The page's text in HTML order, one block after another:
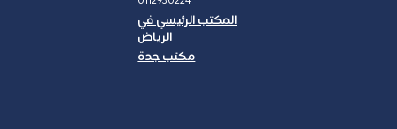
المكتب الرئيسي في
الرياض
مكتب جدة